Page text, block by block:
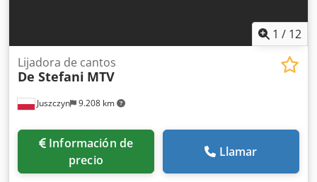
1 / 12
Juszczyn 9.208 km
Lijadora de cantos
De Stefani MTV
Información de
precio
Llamar